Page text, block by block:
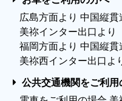
広島方面より 中国縦貫
美祢インター出口よ
福岡方面より 中国縦貫
美祢西インター出口
公共交通機関をご利用